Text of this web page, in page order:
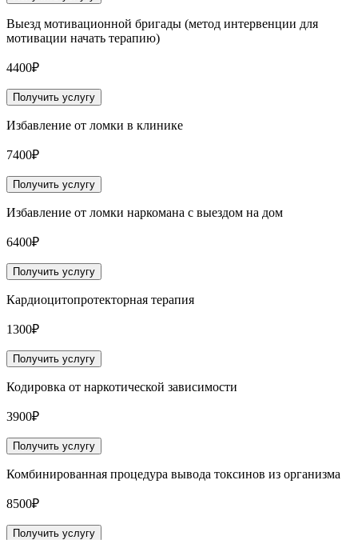
Выезд мотивационной бригады (метод интервенции для
мотивации начать терапию)
4400₽
Получить услугу
Избавление от ломки в клинике
7400₽
Получить услугу
Избавление от ломки наркомана с выездом на дом
6400₽
Получить услугу
Кардиоцитопротекторная терапия
1300₽
Получить услугу
Кодировка от наркотической зависимости
3900₽
Получить услугу
Комбинированная процедура вывода токсинов из организма
8500₽
Получить услугу